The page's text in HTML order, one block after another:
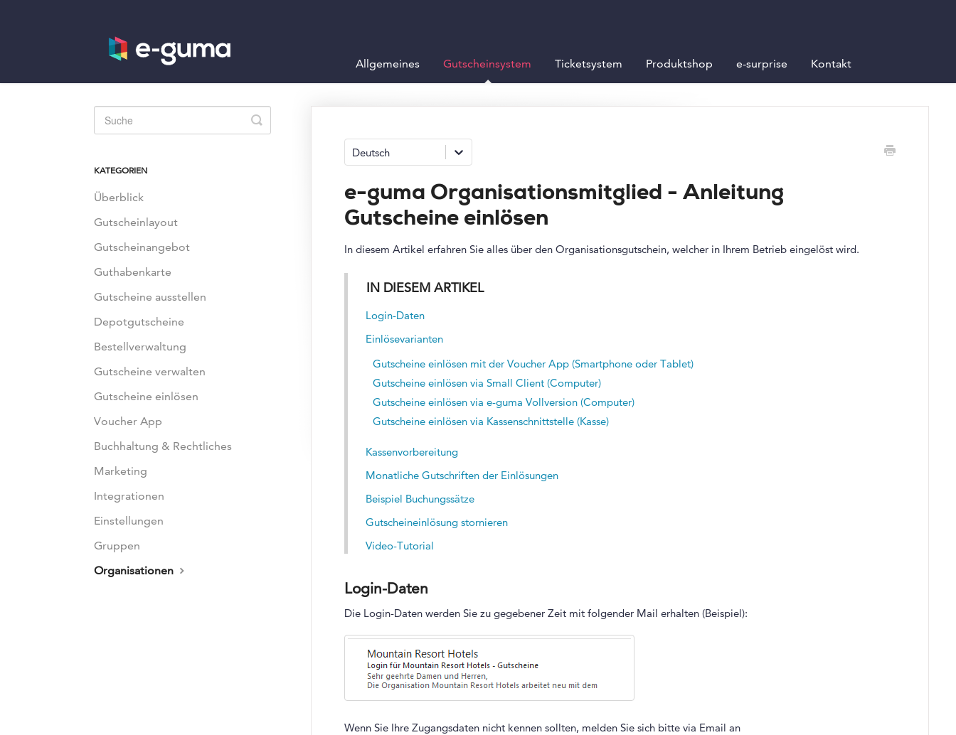
Allgemeines Gutscheinsystem Ticketsystem Produktshop e-surprise Kontakt
Deutsch
e-guma Organisationsmitglied - Anleitung
Gutscheine einlösen
In diesem Artikel erfahren Sie alles über den Organisationsgutschein, welcher in Ihrem Betrieb eingelöst wird.
IN DIESEM ARTIKEL
Login-Daten
Einlösevarianten
Gutscheine einlösen mit der Voucher App (Smartphone oder Tablet)
Gutscheine einlösen via Small Client (Computer)
Gutscheine einlösen via e-guma Vollversion (Computer)
Gutscheine einlösen via Kassenschnittstelle (Kasse)
Kassenvorbereitung
Monatliche Gutschriften der Einlösungen
Beispiel Buchungssätze
Gutscheineinlösung stornieren
Video-Tutorial
Login-Daten
Die Login-Daten werden Sie zu gegebener Zeit mit folgender Mail erhalten (Beispiel):
Wenn Sie Ihre Zugangsdaten nicht kennen sollten, melden Sie sich bitte via Email an
Toggle
Search
KATEGORIEN
Überblick
Gutscheinlayout
Gutscheinangebot
Guthabenkarte
Gutscheine ausstellen
Depotgutscheine
Bestellverwaltung
Gutscheine verwalten
Gutscheine einlösen
Voucher App
Buchhaltung & Rechtliches
Marketing
Integrationen
Einstellungen
Gruppen
Organisationen